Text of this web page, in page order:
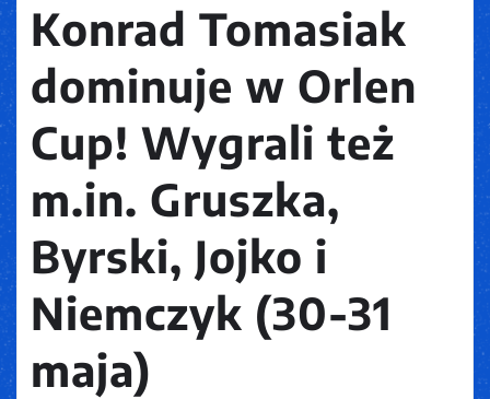
Konrad Tomasiak
dominuje w Orlen
Cup! Wygrali też
m.in. Gruszka,
Byrski, Jojko i
Niemczyk (30-31
maja)